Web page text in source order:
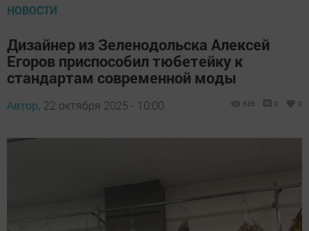
НОВОСТИ
Дизайнер из Зеленодольска Алексей
Егоров приспособил тюбетейку к
стандартам современной моды
Автор, 22 октября 2025 - 10:00 636 0 0